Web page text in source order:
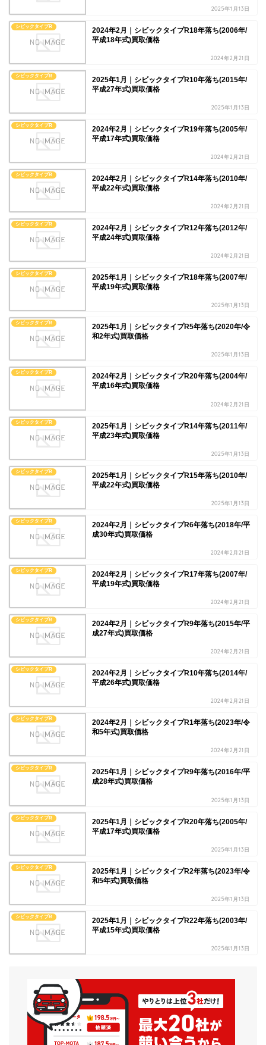
2025年1月13日
シビックタイプR
2024年2月｜シビックタイプR18年落ち(2006年/
平成18年式)買取価格
2024年2月21日
シビックタイプR
2025年1月｜シビックタイプR10年落ち(2015年/
平成27年式)買取価格
2025年1月13日
シビックタイプR
2024年2月｜シビックタイプR19年落ち(2005年/
平成17年式)買取価格
2024年2月21日
シビックタイプR
2024年2月｜シビックタイプR14年落ち(2010年/
平成22年式)買取価格
2024年2月21日
シビックタイプR
2024年2月｜シビックタイプR12年落ち(2012年/
平成24年式)買取価格
2024年2月21日
シビックタイプR
2025年1月｜シビックタイプR18年落ち(2007年/
平成19年式)買取価格
2025年1月13日
シビックタイプR
2025年1月｜シビックタイプR5年落ち(2020年/令
和2年式)買取価格
2025年1月13日
シビックタイプR
2024年2月｜シビックタイプR20年落ち(2004年/
平成16年式)買取価格
2024年2月21日
シビックタイプR
2025年1月｜シビックタイプR14年落ち(2011年/
平成23年式)買取価格
2025年1月13日
シビックタイプR
2025年1月｜シビックタイプR15年落ち(2010年/
平成22年式)買取価格
2025年1月13日
シビックタイプR
2024年2月｜シビックタイプR6年落ち(2018年/平
成30年式)買取価格
2024年2月21日
シビックタイプR
2024年2月｜シビックタイプR17年落ち(2007年/
平成19年式)買取価格
2024年2月21日
シビックタイプR
2024年2月｜シビックタイプR9年落ち(2015年/平
成27年式)買取価格
2024年2月21日
シビックタイプR
2024年2月｜シビックタイプR10年落ち(2014年/
平成26年式)買取価格
2024年2月21日
シビックタイプR
2024年2月｜シビックタイプR1年落ち(2023年/令
和5年式)買取価格
2024年2月21日
シビックタイプR
2025年1月｜シビックタイプR9年落ち(2016年/平
成28年式)買取価格
2025年1月13日
シビックタイプR
2025年1月｜シビックタイプR20年落ち(2005年/
平成17年式)買取価格
2025年1月13日
シビックタイプR
2025年1月｜シビックタイプR2年落ち(2023年/令
和5年式)買取価格
2025年1月13日
シビックタイプR
2025年1月｜シビックタイプR22年落ち(2003年/
平成15年式)買取価格
2025年1月13日